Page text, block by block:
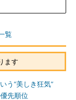
覧
ます
う“美しき狂気”
先順位